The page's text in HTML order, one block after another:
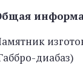
диабаз)